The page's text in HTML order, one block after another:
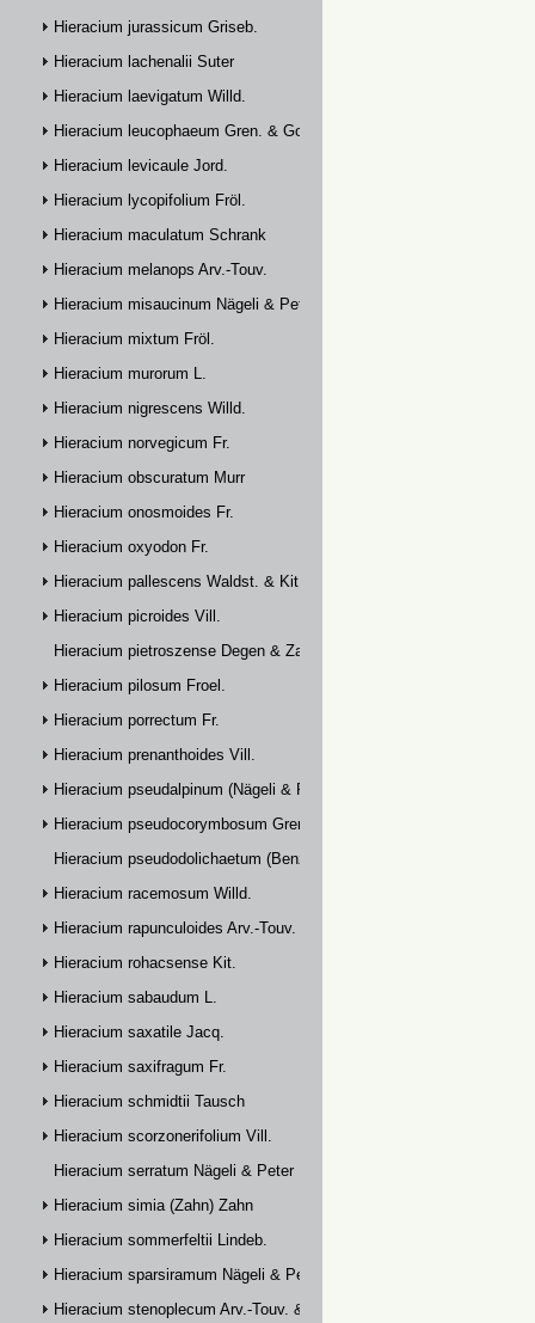
Hieracium jurassicum Griseb.
Hieracium lachenalii Suter
Hieracium laevigatum Willd.
Hieracium leucophaeum Gren. & Godr.
Hieracium levicaule Jord.
Hieracium lycopifolium Fröl.
Hieracium maculatum Schrank
Hieracium melanops Arv.-Touv.
Hieracium misaucinum Nägeli & Peter
Hieracium mixtum Fröl.
Hieracium murorum L.
Hieracium nigrescens Willd.
Hieracium norvegicum Fr.
Hieracium obscuratum Murr
Hieracium onosmoides Fr.
Hieracium oxyodon Fr.
Hieracium pallescens Waldst. & Kit.
Hieracium picroides Vill.
Hieracium pietroszense Degen & Zahn
Hieracium pilosum Froel.
Hieracium porrectum Fr.
Hieracium prenanthoides Vill.
Hieracium pseudalpinum (Nägeli & Peter) Prain
Hieracium pseudocorymbosum Gremli
Hieracium pseudodolichaetum (Benz & Zahn) Zahn
Hieracium racemosum Willd.
Hieracium rapunculoides Arv.-Touv.
Hieracium rohacsense Kit.
Hieracium sabaudum L.
Hieracium saxatile Jacq.
Hieracium saxifragum Fr.
Hieracium schmidtii Tausch
Hieracium scorzonerifolium Vill.
Hieracium serratum Nägeli & Peter
Hieracium simia (Zahn) Zahn
Hieracium sommerfeltii Lindeb.
Hieracium sparsiramum Nägeli & Peter
Hieracium stenoplecum Arv.-Touv. & Huter